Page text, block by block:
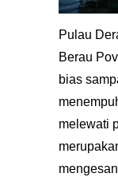
Pulau
Berau
bias
melewati